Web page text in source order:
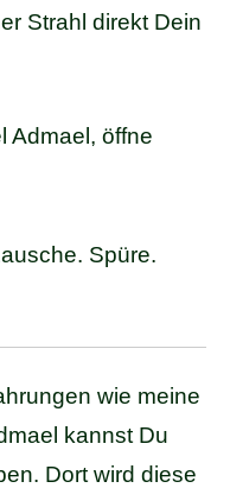
Strahl direkt Dein
Admael, öffne
Spüre.
wie meine
kannst Du
Dort wird diese